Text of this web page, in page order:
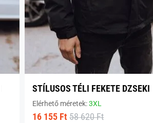
STÍLUSOS TÉLI FEKETE DZSEKI
Elérhető méretek:3XL
16 155 Ft 58 620 Ft